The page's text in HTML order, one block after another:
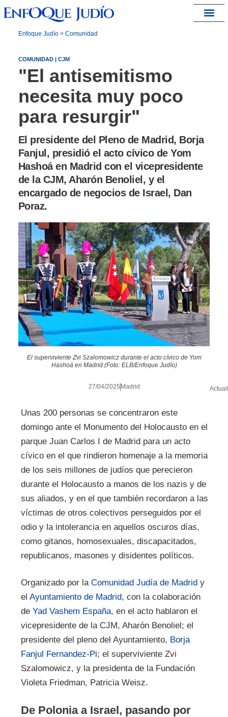
Enfoque Judío> Comunidad
COMUNIDAD | CJM
"El antisemitismo
necesita muy poco
para resurgir"
El presidente del Pleno de Madrid, Borja
Fanjul, presidió el acto cívico de Yom
Hashoá en Madrid con el vicepresidente
de la CJM, Aharón Benoliel, y el
encargado de negocios de Israel, Dan
Poraz.
El superviviente Zvi Szalomowicz durante el acto cívico de Yom
Hashoá en Madrid (Foto: ELB/Enfoque Judío)
27/04/2025 Madrid
Unas 200 personas se concentraron este
domingo ante el Monumento del Holocausto en el
parque Juan Carlos I de Madrid para un acto
cívico en el que rindieron homenaje a la memoria
de los seis millones de judíos que perecieron
durante el Holocausto a manos de los nazis y de
sus aliados, y en el que también recordaron a las
víctimas de otros colectivos perseguidos por el
odio y la intolerancia en aquellos oscuros días,
como gitanos, homosexuales, discapacitados,
republicanos, masones y disidentes políticos.
Organizado por la Comunidad Judía de Madrid y
el Ayuntamiento de Madrid, con la colaboración
de Yad Vashem España, en el acto hablaron el
vicepresidente de la CJM, Aharón Benoliel; el
presidente del pleno del Ayuntamiento, Borja
Fanjul Fernandez-Pi; el superviviente Zvi
Szalomowicz, y la presidenta de la Fundación
Violeta Friedman, Patricia Weisz.
De Polonia a Israel, pasando por